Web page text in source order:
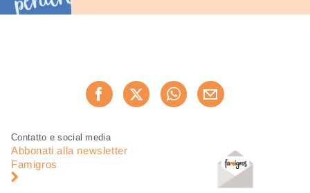
Consiglia ora
Piè
pagina
Navigazione
pagina
Contatto e social media
Abbonati alla newsletter
Famigros